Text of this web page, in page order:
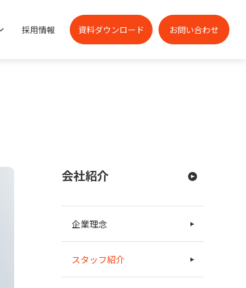
採用情報 資料ダウンロード お問い合わせ
会社紹介
企業理念
スタッフ紹介